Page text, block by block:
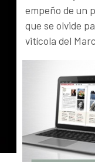
empeño de un
que se olvide
vitícola del